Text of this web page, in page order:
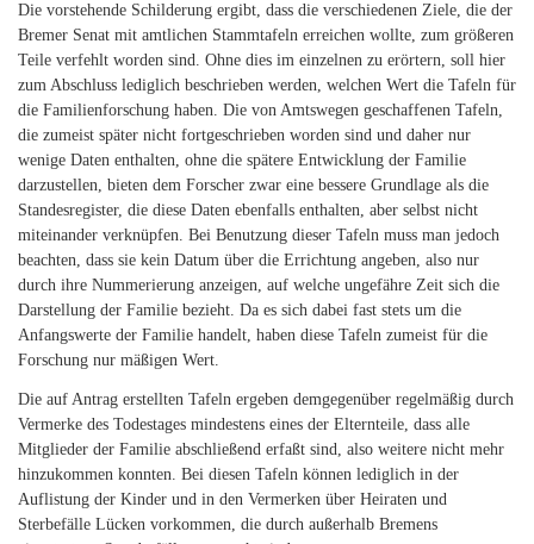
Die vorstehende Schilderung ergibt, dass die verschiedenen Ziele, die der
Bremer Senat mit amtlichen Stammtafeln erreichen wollte, zum größeren
Teile verfehlt worden sind. Ohne dies im einzelnen zu erörtern, soll hier
zum Abschluss lediglich beschrieben werden, welchen Wert die Tafeln für
die Familienforschung haben. Die von Amtswegen geschaffenen Tafeln,
die zumeist später nicht fortgeschrieben worden sind und daher nur
wenige Daten enthalten, ohne die spätere Entwicklung der Familie
darzustellen, bieten dem Forscher zwar eine bessere Grundlage als die
Standesregister, die diese Daten ebenfalls enthalten, aber selbst nicht
miteinander verknüpfen. Bei Benutzung dieser Tafeln muss man jedoch
beachten, dass sie kein Datum über die Errichtung angeben, also nur
durch ihre Nummerierung anzeigen, auf welche ungefähre Zeit sich die
Darstellung der Familie bezieht. Da es sich dabei fast stets um die
Anfangswerte der Familie handelt, haben diese Tafeln zumeist für die
Forschung nur mäßigen Wert.
Die auf Antrag erstellten Tafeln ergeben demgegenüber regelmäßig durch
Vermerke des Todestages mindestens eines der Elternteile, dass alle
Mitglieder der Familie abschließend erfaßt sind, also weitere nicht mehr
hinzukommen konnten. Bei diesen Tafeln können lediglich in der
Auflistung der Kinder und in den Vermerken über Heiraten und
Sterbefälle Lücken vorkommen, die durch außerhalb Bremens